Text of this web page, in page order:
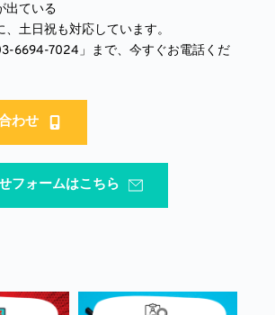
出ている
土日祝も対応しています。
6694-7024」まで、今すぐお電話くだ
わせ
フォームはこちら